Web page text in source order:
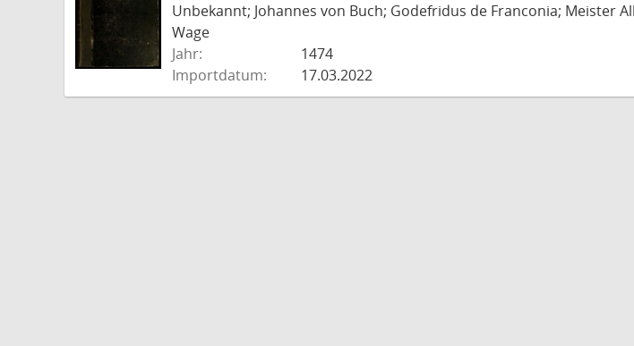
Unbekannt; Johannes von Buch; Godefridus de Franconia; Meister
Wage
Jahr:
1474
Importdatum:
17.03.2022